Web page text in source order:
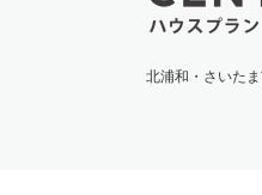
北浦和・さいた